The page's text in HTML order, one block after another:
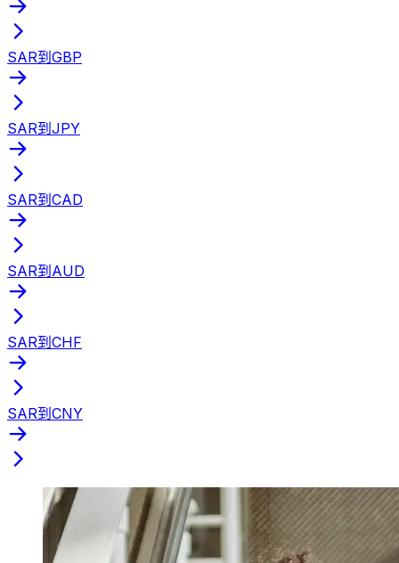
SAR到GBP
SAR到JPY
SAR到CAD
SAR到AUD
SAR到CHF
SAR到CNY